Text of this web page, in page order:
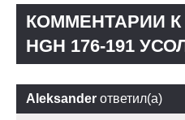
КОММЕНТАРИИ
HGH 176-191
Aleksander ответил(а)